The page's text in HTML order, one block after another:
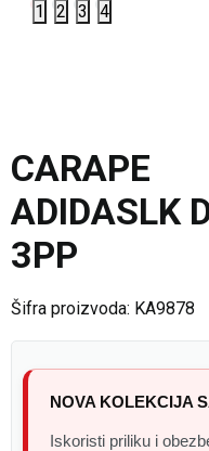
1 2 3 4
CARAPE
ADIDASLK
3PP
Šifra proizvoda: KA9878
NOVA KOLEKCIJA
Iskoristi priliku i